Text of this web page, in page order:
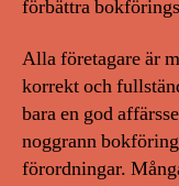
förbättra
Alla företagare är
korrekt och
bara en god
noggrann
förordningar.